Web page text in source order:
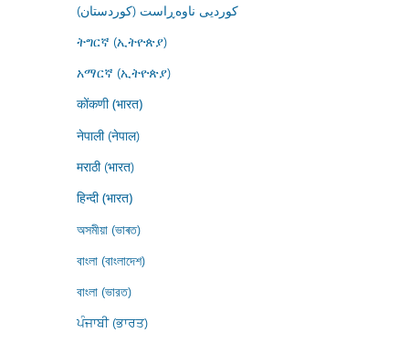
کوردیی ناوەڕاست (کوردستان)
ትግርኛ (ኢትዮጵያ)
አማርኛ (ኢትዮጵያ)
कोंकणी (भारत)
नेपाली (नेपाल)
मराठी (भारत)
हिन्दी (भारत)
অসমীয়া (ভাৰত)
বাংলা (বাংলাদেশ)
বাংলা (ভারত)
ਪੰਜਾਬੀ (ਭਾਰਤ)